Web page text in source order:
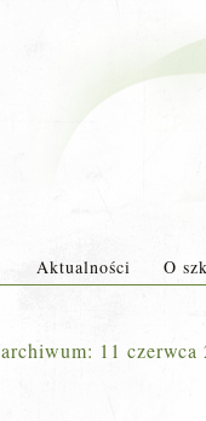
Aktualności O
archiwum: 11 czerwca